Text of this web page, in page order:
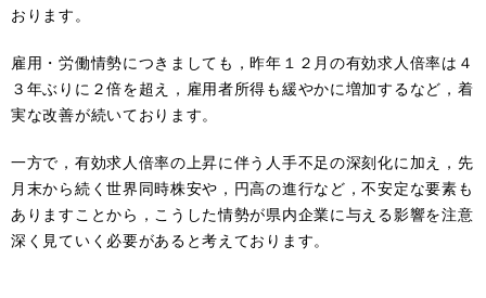
おります。
雇用・労働情勢につきましても，昨年１２月の有効求人倍率は４
３年ぶりに２倍を超え，雇用者所得も緩やかに増加するなど，着
実な改善が続いております。
一方で，有効求人倍率の上昇に伴う人手不足の深刻化に加え，先
月末から続く世界同時株安や，円高の進行など，不安定な要素も
ありますことから，こうした情勢が県内企業に与える影響を注意
深く見ていく必要があると考えております。